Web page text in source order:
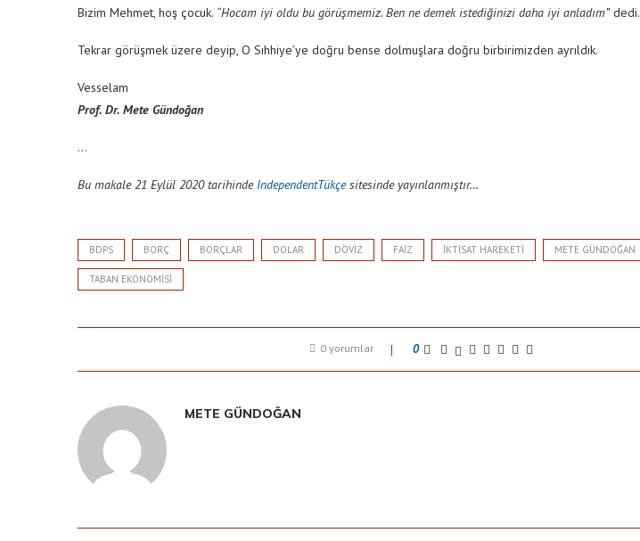
Bizim Mehmet, hoş çocuk. “Hocam iyi oldu bu görüşmemiz. Ben ne demek istediğinizi daha iyi anladım”dedi.
Tekrar görüşmek üzere deyip, O Sıhhiye’ye doğru bense dolmuşlara doğru birbirimizden ayrıldık.
Vesselam
Prof. Dr. Mete Gündoğan
…
Bu makale 21 Eylül 2020 tarihinde IndependentTükçesitesinde yayınlanmıştır…
BDPS BORÇ BORÇLAR DOLAR DÖVIZ FAIZ IKTISAT HAREKETI METE GÜNDOĞAN
TABAN EKONOMISI
0 yorumlar 0
METE GÜNDOĞAN